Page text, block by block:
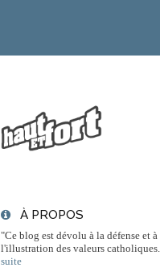
À PROPOS
"Ce blog est dévolu à la défense et à
l'illustration des valeurs catholiques...
suite